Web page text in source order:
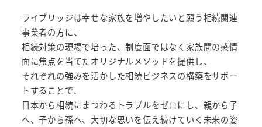
ライブリッジは幸せな家族を増やしたいと願う相続関連
事業者の方に、
相続対策の現場で培った、制度面ではなく家族間の感情
面に焦点を当てたオリジナルメソッドを提供し、
それぞれの強みを活かした相続ビジネスの構築をサポー
トすることで、
日本から相続にまつわるトラブルをゼロにし、親から子
へ、子から孫へ、大切な思いを伝え続けていく未来の姿